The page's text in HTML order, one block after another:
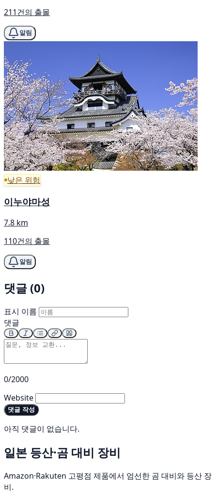
211건의 출몰
알림
낮은 위험
이누야마성
7.8 km
110건의 출몰
알림
댓글 (0)
표시 이름
댓글
0/2000
Website
댓글 작성
아직 댓글이 없습니다.
일본 등산·곰 대비 장비
Amazon·Rakuten 고평점 제품에서 엄선한 곰 대비와 등산 장
비.